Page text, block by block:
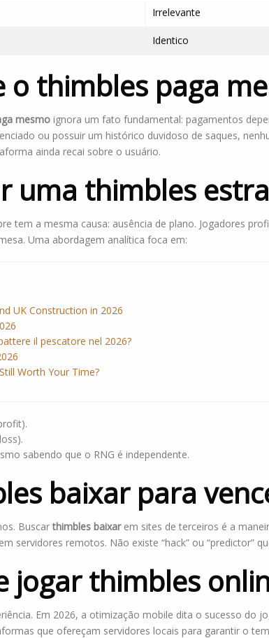
Irrelevante
Identico
o thimbles paga
mesmo ignora um fato fundamental: pagamentos
ou possuir um histórico duvidoso de saques,
ainda recai sobre o usuário.
uma thimbles
tem a mesma causa: ausência de plano. Jogadores
Uma abordagem analítica foca em:
UK Construction in 2026
il pescatore nel 2026?
Worth Your Time?
sabendo que o RNG é independente.
baixar para
Buscarthimbles baixarem sites de terceiros é a
servidores remotos. Não existe “hack” ou “predictor”
jogar thimbles
Em 2026, a otimização mobile dita o sucesso do
que ofereçam servidores locais para garantir o